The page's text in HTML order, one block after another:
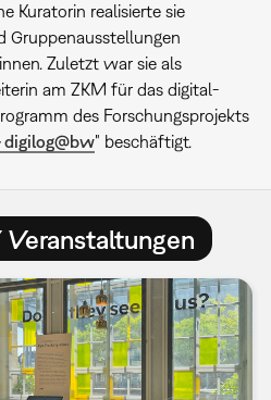
Kuratorin realisierte sie
Gruppenausstellungen
Zuletzt war sie als
am ZKM für das digital-
des Forschungsprojekts
digilog@bw" beschäftigt.